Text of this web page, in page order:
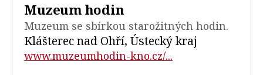
Muzeum hodin
Muzeum se sbírkou starožitných hodin.
Klášterec nad Ohří, Ústecký kraj
www.muzeumhodin-kno.cz/...